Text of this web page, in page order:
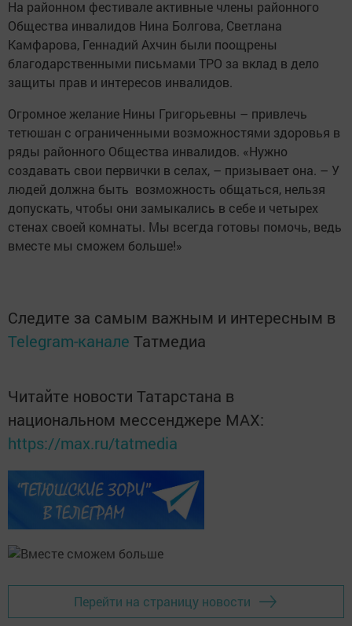
На районном фестивале активные члены районного
Общества инвалидов Нина Болгова, Светлана
Камфарова, Геннадий Ахчин были поощрены
благодарственными письмами ТРО за вклад в дело
защиты прав и интересов ­инвалидов.
Огромное желание Нины Григорьевны – привлечь
тетюшан с ограниченными возможностями здоровья в
ряды районного Общества инвалидов. «Нужно
создавать свои первички в селах, – призывает она. – У
людей должна быть возможность общаться, нельзя
допускать, чтобы они замыкались в себе и четырех
стенах своей комнаты. Мы всегда готовы помочь, ведь
вместе мы сможем больше!»
Следите за самым важным и интересным в
Telegram-канале Татмедиа
Читайте новости Татарстана в
национальном мессенджере MАХ:
https://max.ru/tatmedia
Перейти на страницу новости